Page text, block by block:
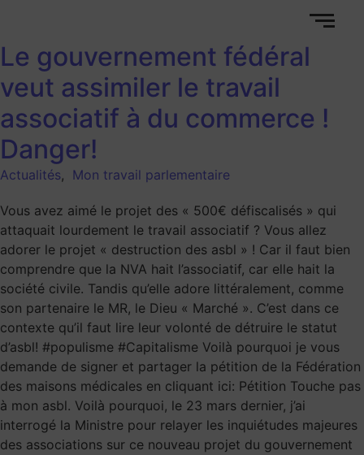
Le gouvernement fédéral
veut assimiler le travail
associatif à du commerce !
Danger!
Actualités, Mon travail parlementaire
Vous avez aimé le projet des « 500€ défiscalisés » qui
attaquait lourdement le travail associatif ? Vous allez
adorer le projet « destruction des asbl » ! Car il faut bien
comprendre que la NVA hait l’associatif, car elle hait la
société civile. Tandis qu’elle adore littéralement, comme
son partenaire le MR, le Dieu « Marché ». C’est dans ce
contexte qu’il faut lire leur volonté de détruire le statut
d’asbl! #populisme #Capitalisme Voilà pourquoi je vous
demande de signer et partager la pétition de la Fédération
des maisons médicales en cliquant ici: Pétition Touche pas
à mon asbl. Voilà pourquoi, le 23 mars dernier, j’ai
interrogé la Ministre pour relayer les inquiétudes majeures
des associations sur ce nouveau projet du gouvernement